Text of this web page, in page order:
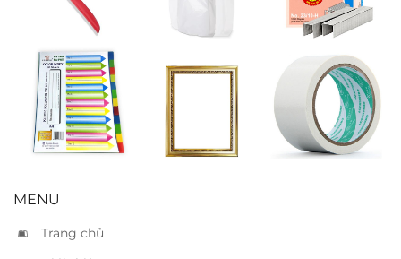
Phân trang
nhựa 12
Khung hình
nhủ vàng
Băng keo vải
trắng 5cm
MENU
Trang chủ